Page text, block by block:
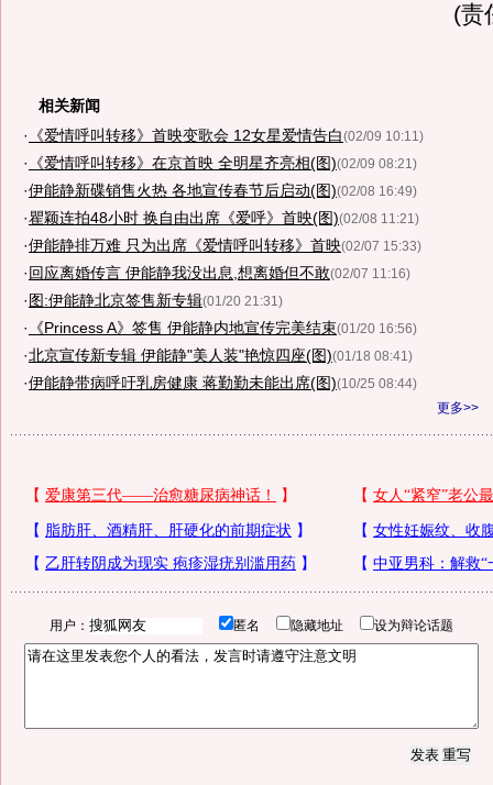
(责
相关新闻
·
《爱情呼叫转移》首映变歌会 12女星爱情告白(02/09 10:11)
· 《爱情呼叫转移》在京首映 全明星齐亮相(图)(02/09 08:21)
·伊能静新碟销售火热 各地宣传春节后启动(图)(02/08 16:49)
·瞿颖连拍48小时 换自由出席《爱呼》首映(图)(02/08 11:21)
·伊能静排万难 只为出席《爱情呼叫转移》首映(02/07 15:33)
·回应离婚传言 伊能静我没出息,想离婚但不敢(02/07 11:16)
·图:伊能静北京签售新专辑(01/20 21:31)
· 《Princess A》签售 伊能静内地宣传完美结束(01/20 16:56)
·北京宣传新专辑 伊能静"美人装"艳惊四座(图)(01/18 08:41)
·伊能静带病呼吁乳房健康 蒋勤勤未能出席(图)(10/25 08:44)
更多>>
用户： 匿名 隐藏地址 设为辩论话题